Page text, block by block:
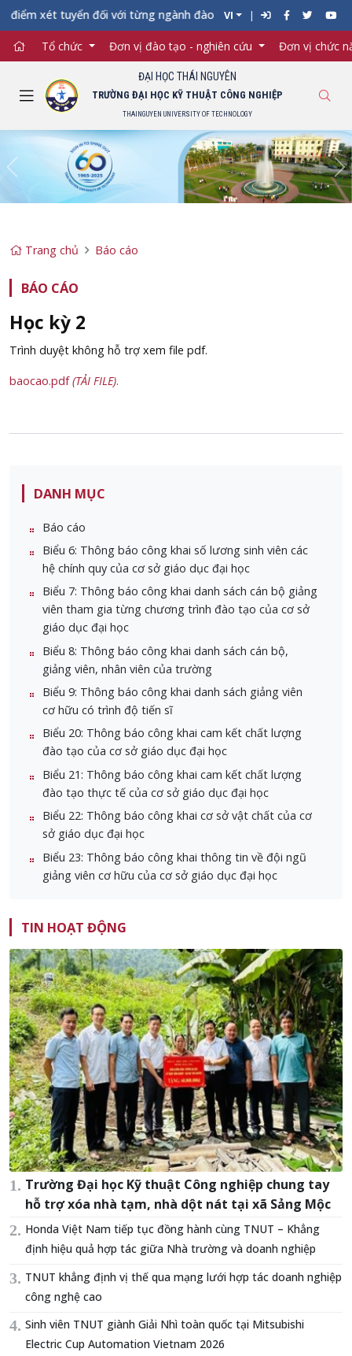
xét tuyển đối với từng ngành đào tạo Đại học chính quy
VI
Tổ chức Đơn vị đào tạo - nghiên cứu Đơn vị chức
ĐẠI HỌC THÁI NGUYÊN
TRƯỜNG ĐẠI HỌC KỸ THUẬT CÔNG NGHIỆP
THAINGUYEN UNIVERSITY OF TECHNOLOGY
Previous
Trang chủ Báo cáo
BÁO CÁO
Học kỳ 2
Trình duyệt không hỗ trợ xem file pdf.
baocao.pdf(TẢI FILE).
DANH MỤC
Báo cáo
Biểu 6: Thông báo công khai số lương sinh viên các
hệ chính quy của cơ sở giáo dục đại học
Biểu 7: Thông báo công khai danh sách cán bộ giảng
viên tham gia từng chương trình đào tạo của cơ sở
giáo dục đại học
Biểu 8: Thông báo công khai danh sách cán bộ,
giảng viên, nhân viên của trường
Biểu 9: Thông báo công khai danh sách giảng viên
cơ hữu có trình độ tiến sĩ
Biểu 20: Thông báo công khai cam kết chất lượng
đào tạo của cơ sở giáo dục đại học
Biểu 21: Thông báo công khai cam kết chất lượng
đào tạo thực tế của cơ sở giáo dục đại học
Biểu 22: Thông báo công khai cơ sở vật chất của cơ
sở giáo dục đại học
Biểu 23: Thông báo công khai thông tin về đội ngũ
giảng viên cơ hữu của cơ sở giáo dục đại học
TIN HOẠT ĐỘNG
Trường Đại học Kỹ thuật Công nghiệp chung tay
hỗ trợ xóa nhà tạm, nhà dột nát tại xã Sảng Mộc
Honda Việt Nam tiếp tục đồng hành cùng TNUT – Khẳng
định hiệu quả hợp tác giữa Nhà trường và doanh nghiệp
TNUT khẳng định vị thế qua mạng lưới hợp tác doanh nghiệp
công nghệ cao
Sinh viên TNUT giành Giải Nhì toàn quốc tại Mitsubishi
Electric Cup Automation Vietnam 2026